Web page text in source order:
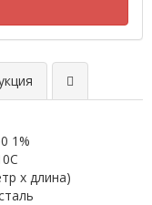
1%
х длина)